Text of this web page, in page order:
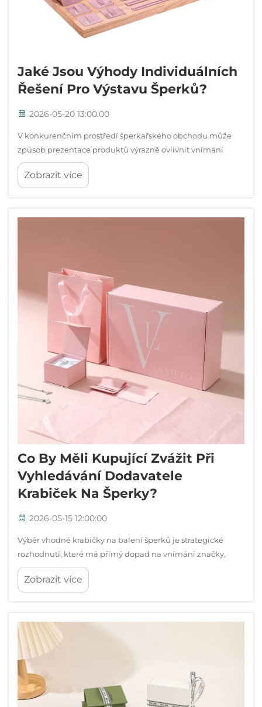
Jaké Jsou Výhody Individuálních
Řešení Pro Výstavu Šperků?
2026-05-20 13:00:00
V konkurenčním prostředí šperkařského obchodu může
způsob prezentace produktů výrazně ovlivnit vnímání
zákazníků, jejich nákupní rozhodnutí i celkové postavení
značky na trhu. Individuální řešení pro výstavu šperků
Zobrazit více
Co By Měli Kupující Zvážit Při
Vyhledávání Dodavatele
Krabiček Na Šperky?
2026-05-15 12:00:00
Výběr vhodné krabičky na balení šperků je strategické
rozhodnutí, které má přímý dopad na vnímání značky,
spokojenost zákazníků a provozní efektivitu. Kupující v
šperkařském průmyslu se potýkají s komplexní nabídkou
Zobrazit více